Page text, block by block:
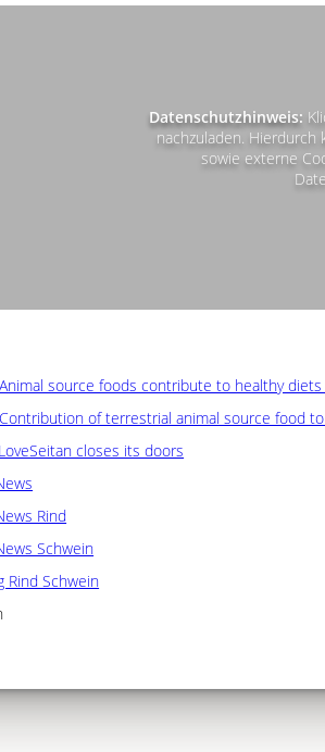
Datenschutzhinweis:
nachzuladen.
sowie externe
Animal source foods contribute to healthy
Contribution of terrestrial animal source food
closes its doors
Rind
Schwein
Rind Schwein